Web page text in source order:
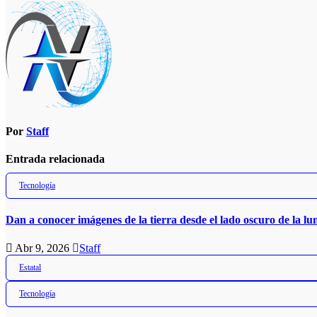
entradas
Por Staff
Entrada relacionada
Tecnología
Dan a conocer imágenes de la tierra desde el lado oscuro de la
Abr 9, 2026 Staff
Estatal
Tecnología